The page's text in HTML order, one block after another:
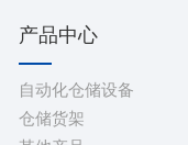
产品中心
自动化仓储设备
仓储货架